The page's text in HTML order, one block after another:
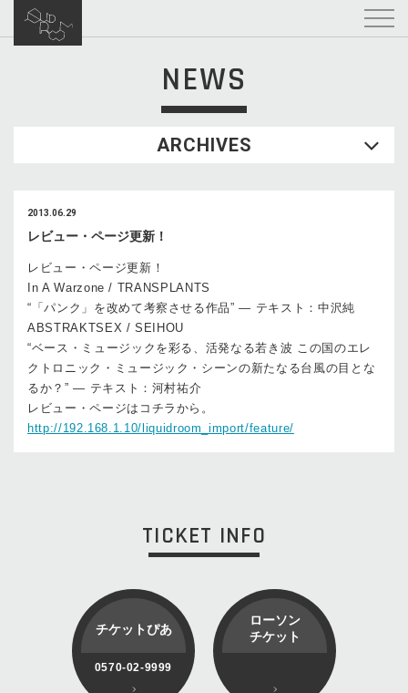
NEWS
ARCHIVES
2013.06.29
レビュー・ページ更新！
レビュー・ページ更新！
In A Warzone / TRANSPLANTS
“「パンク」を改めて考察させる作品” — テキスト：中沢純
ABSTRAKTSEX / SEIHOU
“ベース・ミュージックを彩る、活発なる若き波 この国のエレ
クトロニック・ミュージック・シーンの新たなる台風の目とな
るか？” — テキスト：河村祐介
レビュー・ページはコチラから。
http://192.168.1.10/liquidroom_import/feature/
TICKET INFO
チケットぴあ
0570-02-9999
ローソン
チケット